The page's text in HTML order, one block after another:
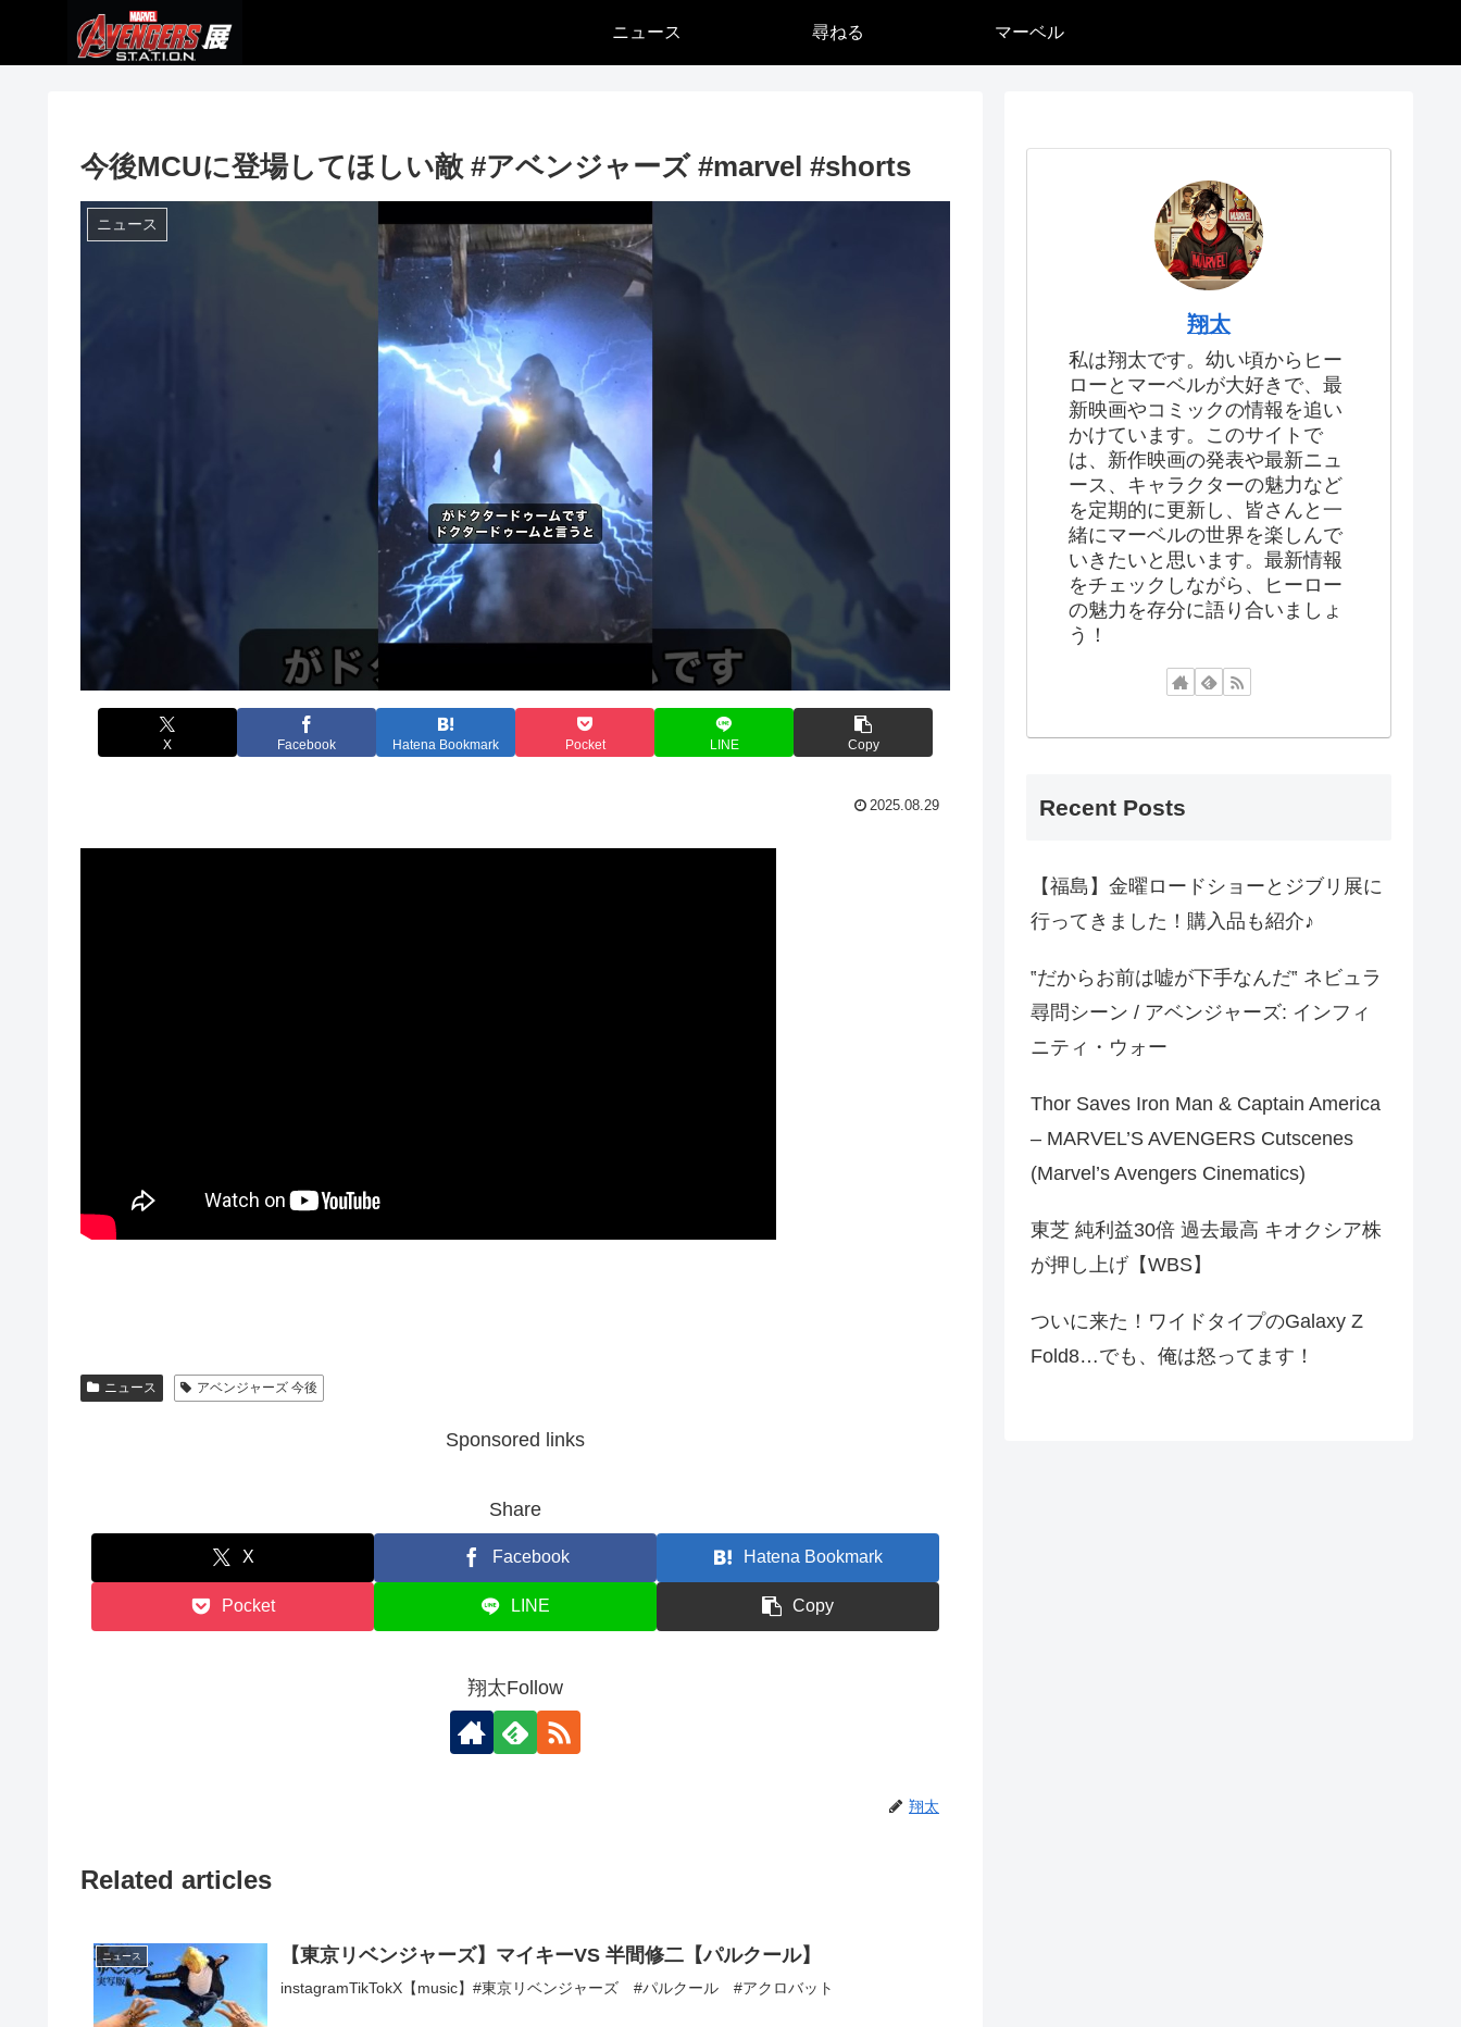
ニュース 尋ねる マーベル
今後MCUに登場してほしい敵 #アベンジャーズ #marvel #shorts
ニュース
X Facebook Hatena Bookmark Pocket LINE Copy
2025.08.29
ニュース アベンジャーズ 今後
Sponsored links
Share
X Facebook Hatena Bookmark
Pocket LINE Copy
翔太Follow
翔太
Related articles
ニュース 【東京リベンジャーズ】マイキーVS 半間修二【パルクール】
instagramTikTokX【music】#東京リベンジャーズ #パルクール #アクロバット
翔太
私は翔太です。幼い頃からヒー
ローとマーベルが大好きで、最
新映画やコミックの情報を追い
かけています。このサイトで
は、新作映画の発表や最新ニュ
ース、キャラクターの魅力など
を定期的に更新し、皆さんと一
緒にマーベルの世界を楽しんで
いきたいと思います。最新情報
をチェックしながら、ヒーロー
の魅力を存分に語り合いましょ
う！
Recent Posts
【福島】金曜ロードショーとジブリ展に
行ってきました！購入品も紹介♪
‟だからお前は嘘が下手なんだ‟ ネビュラ
尋問シーン / アベンジャーズ: インフィ
ニティ・ウォー
Thor Saves Iron Man & Captain America
– MARVEL’S AVENGERS Cutscenes
(Marvel’s Avengers Cinematics)
東芝 純利益30倍 過去最高 キオクシア株
が押し上げ【WBS】
ついに来た！ワイドタイプのGalaxy Z
Fold8…でも、俺は怒ってます！